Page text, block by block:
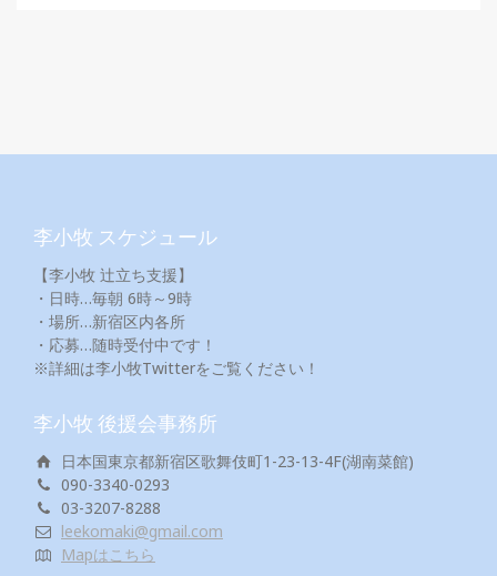
李小牧 スケジュール
【李小牧 辻立ち支援】
・日時…毎朝 6時～9時
・場所…新宿区内各所
・応募…随時受付中です！
※詳細は李小牧Twitterをご覧ください！
李小牧 後援会事務所
日本国東京都新宿区歌舞伎町1-23-13-4F(湖南菜館)
090-3340-0293
03-3207-8288
leekomaki@gmail.com
Mapはこちら